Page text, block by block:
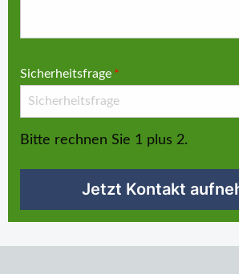
Sicherheitsfrage *
Bitte rechnen Sie 1 plus 2.
Jetzt Kontakt